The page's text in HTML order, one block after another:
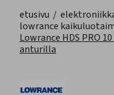
etusivu /
lowrance
Lowrance HDS PRO
anturilla